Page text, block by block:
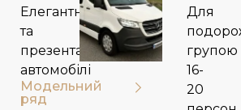
Елегантні
та
презентабельні
автомобілі
Модельний
ряд
Для
групою
16-
20